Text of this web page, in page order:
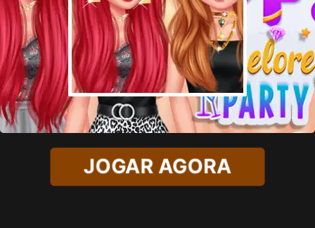
JOGAR AGORA